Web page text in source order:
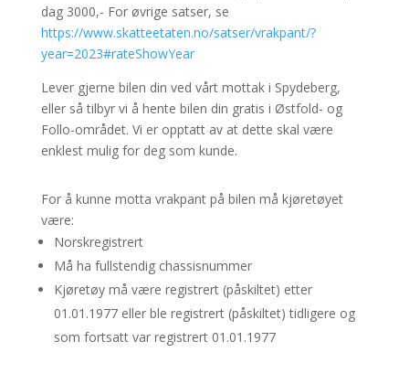
dag 3000,- For øvrige satser, se
https://www.skatteetaten.no/satser/vrakpant/?
year=2023#rateShowYear
Lever gjerne bilen din ved vårt mottak i Spydeberg,
eller så tilbyr vi å hente bilen din gratis i Østfold- og
Follo-området. Vi er opptatt av at dette skal være
enklest mulig for deg som kunde.
For å kunne motta vrakpant på bilen må kjøretøyet
være:
Norskregistrert
Må ha fullstendig chassisnummer
Kjøretøy må være registrert (påskiltet) etter
01.01.1977 eller ble registrert (påskiltet) tidligere og
som fortsatt var registrert 01.01.1977